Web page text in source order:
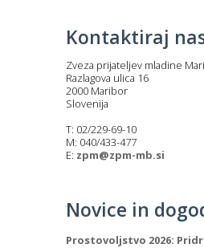
Kontaktiraj
Zveza prijateljev mladine
Razlagova ulica 16
2000 Maribor
Slovenija
T: 02/229-69-10
M: 040/433-477
E: zpm@zpm-mb.si
Novice in
Prostovoljstvo 2026: